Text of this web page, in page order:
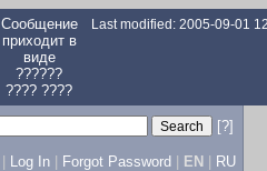
Сообщение
приходит в
виде
??????
???? ????
Last modified: 2005-09-01
[?]
| Log In | Forgot Password | EN | RU